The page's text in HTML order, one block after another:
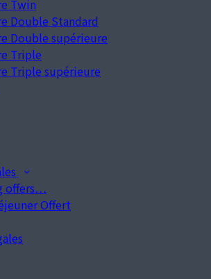
Twin
Double Standard
Double supérieure
Triple
Triple supérieure
offers…
Offert